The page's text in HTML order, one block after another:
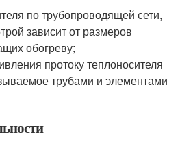
по трубопроводящей сети,
зависит от размеров
обогреву;
протоку теплоносителя
трубами и элементами